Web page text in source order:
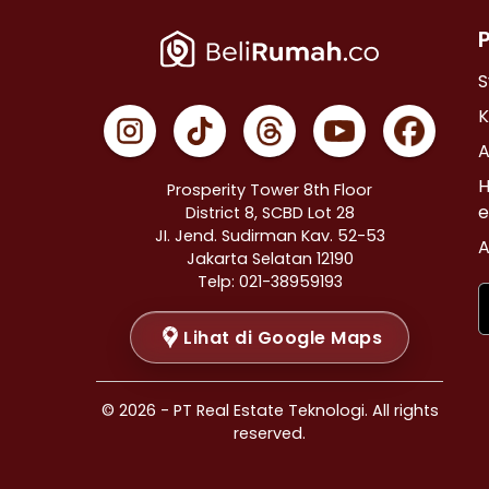
Properti Dijual di Johar Baru >
Properti Dijual di Menteng >
Properti Dijual di Tanah Abang >
Properti Dijual di Kramat >
Properti Dijual di Bendungan Hilir >
Properti Dijual di Jakarta Selatan >
Properti Dijual di Cilandak >
Properti Dijual di Gandaria Selatan >
Properti Dijual di Cipete Selatan >
Properti Dijual di Lenteng Agung >
Properti Dijual di Pondok Pinang >
Properti Dijual di Kebayoran Baru >
Properti Dijual di Mampang Prapatan >
Prosperity Tower 8th Floor
District 8, SCBD Lot 28
JI. Jend. Sudirman Kav. 52-53
Jakarta Selatan 12190
Telp: 021-38959193
Lihat di Google Maps
© 2026 - PT Real Estate Teknologi. All rights
reserved.